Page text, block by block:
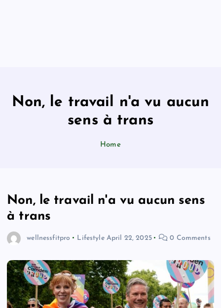
Non, le travail n'a vu aucun
sens à trans
Home
Non, le travail n'a vu aucun sens
à trans
wellnessfitpro Lifestyle April 22, 2025 0 Comments